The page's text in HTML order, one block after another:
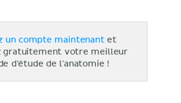
un compte maintenantet
gratuitement votre meilleur
d'étude de l'anatomie !